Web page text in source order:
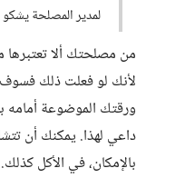
لمدير المصلحة
من مصلحتك ألا تعتبرها
لأنك لو فعلت ذلك
ورقتك الموضوعة أمامه
داعي لهذا. يمكنك أن
بالإمكان، في الأكل كذلك.